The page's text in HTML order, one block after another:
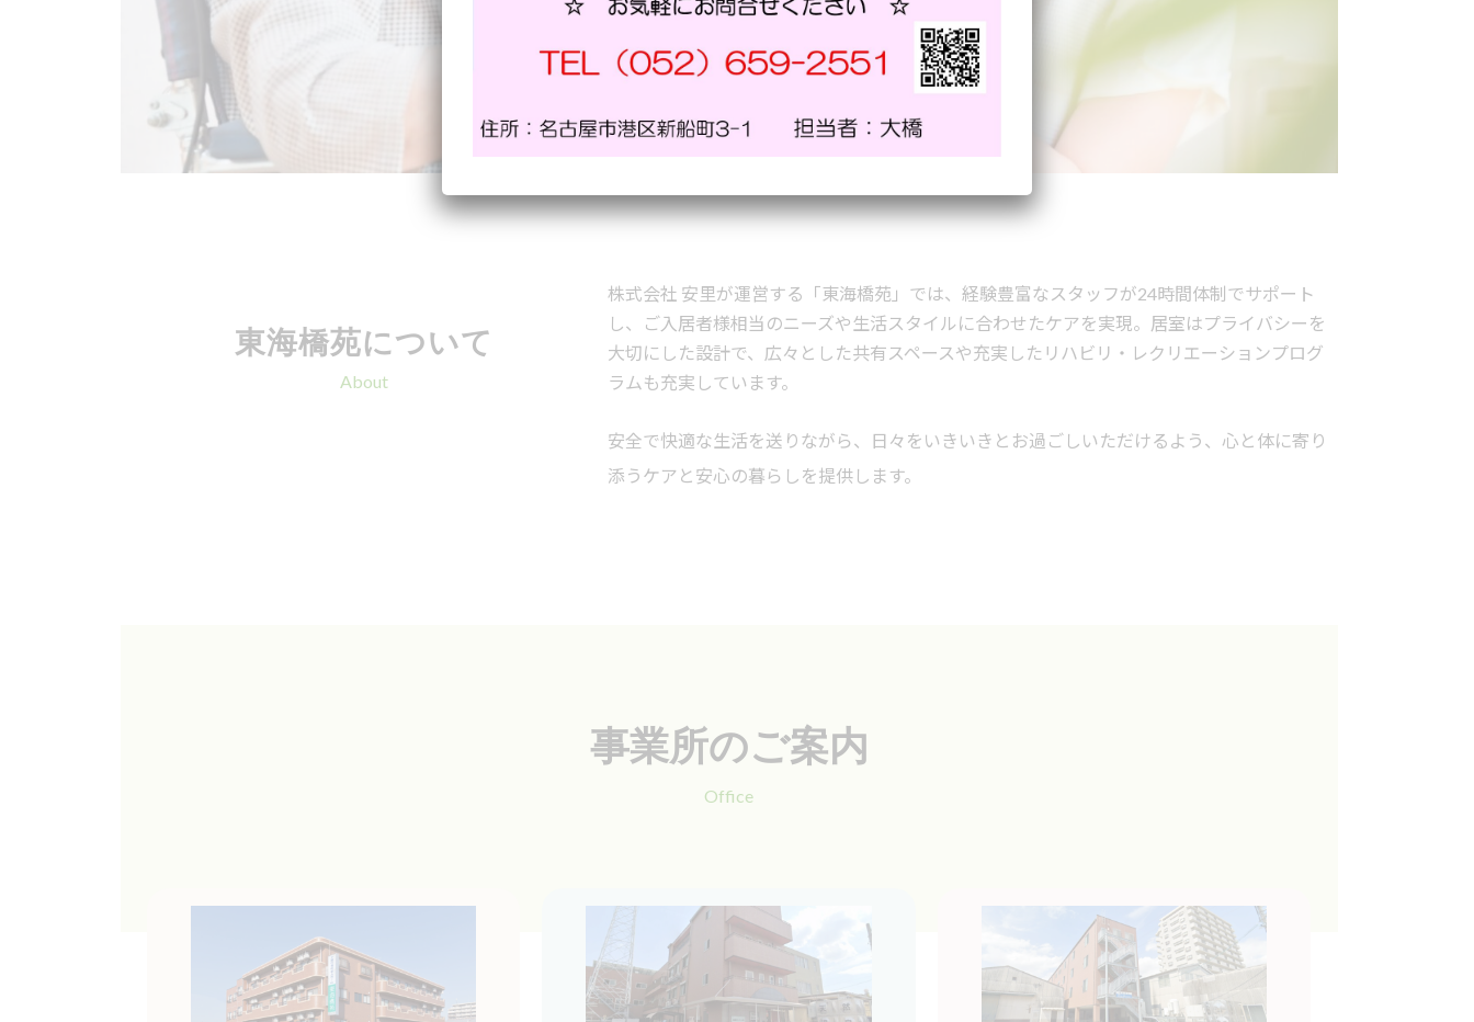
東海橋苑について
About
株式会社 安里が運営する「東海橋苑」では、経験豊富なスタッフが24時間体制でサポート
し、ご入居者様相当のニーズや生活スタイルに合わせたケアを実現。居室はプライバシーを
大切にした設計で、広々とした共有スペースや充実したリハビリ・レクリエーションプログ
ラムも充実しています。
安全で快適な生活を送りながら、日々をいきいきとお過ごしいただけるよう、心と体に寄り
添うケアと安心の暮らしを提供します。
事業所のご案内
Office